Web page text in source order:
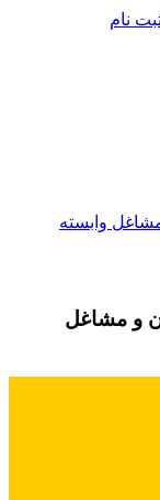
نام
و مشاغل